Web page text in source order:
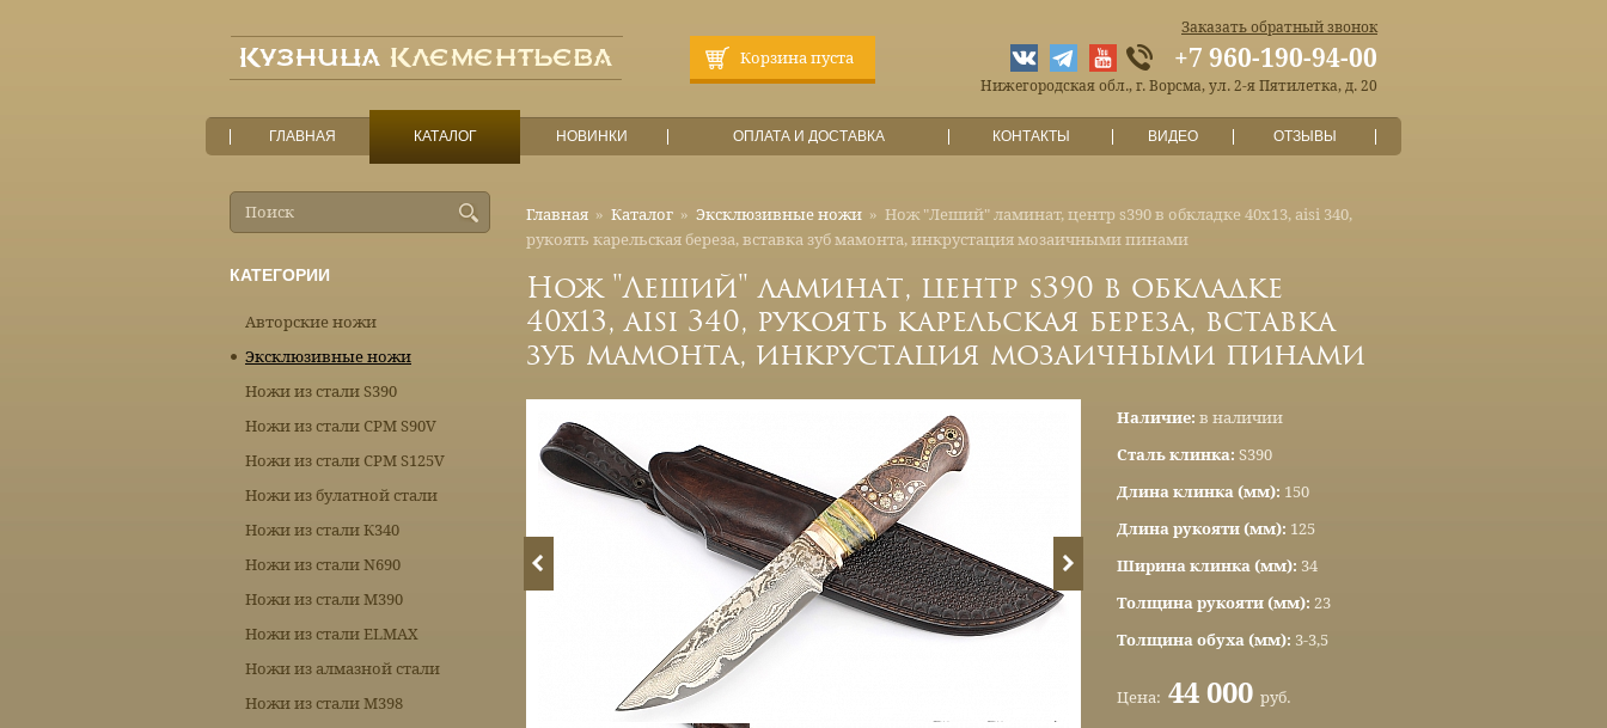
Корзина пуста
Заказать обратный звонок
+7 960-190-94-00
Нижегородская обл., г. Ворсма, ул. 2-я Пятилетка, д. 20
ГЛАВНАЯ КАТАЛОГ НОВИНКИ ОПЛАТА И ДОСТАВКА КОНТАКТЫ ВИДЕО ОТЗЫВЫ
Главная » Каталог » Эксклюзивные ножи » Нож "Леший" ламинат, центр s390 в обкладке 40х13, aisi 340,
рукоять карельская береза, вставка зуб мамонта, инкрустация мозаичными пинами
Нож "Леший" ламинат, центр s390 в обкладке
40х13, aisi 340, рукоять карельская береза, вставка
зуб мамонта, инкрустация мозаичными пинами
Наличие: в наличии
Сталь клинка: S390
Длина клинка (мм): 150
Длина рукояти (мм): 125
Ширина клинка (мм): 34
Толщина рукояти (мм): 23
Толщина обуха (мм): 3-3,5
Цена: 44 000 руб.
КАТЕГОРИИ
Авторские ножи
Эксклюзивные ножи
Ножи из стали S390
Ножи из стали CPM S90V
Ножи из стали CPM S125V
Ножи из булатной стали
Ножи из стали К340
Ножи из стали N690
Ножи из стали М390
Ножи из стали ELMAX
Ножи из алмазной стали
Ножи из стали М398